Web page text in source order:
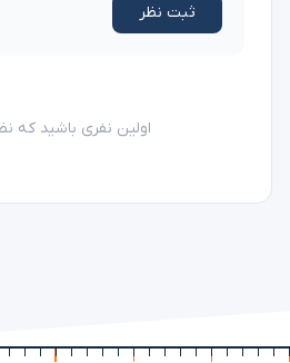
ثبت نظر
اولین نفری باشید که